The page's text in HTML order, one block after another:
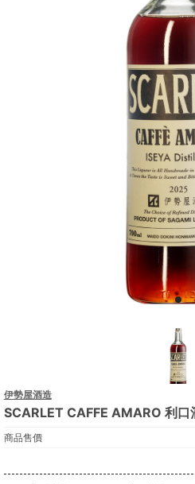
伊勢屋酒造
SCARLET CAFFE AMARO 利口
商品售價